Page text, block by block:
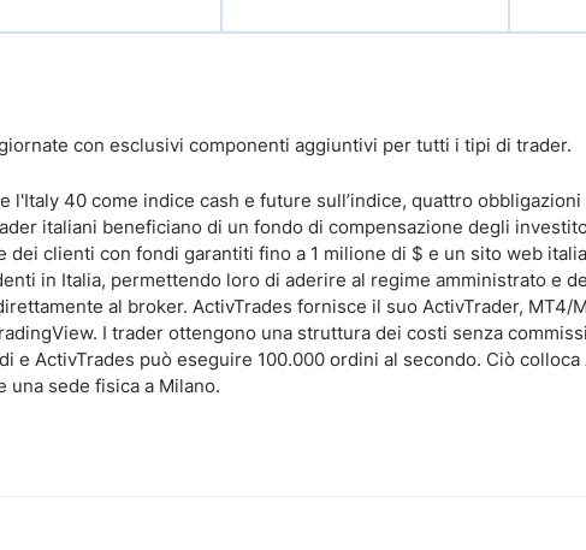
con esclusivi componenti aggiuntivi per tutti i tipi di trader.
l'Italy 40 come indice cash e future sull’indice, quattro obbligazioni
italiani beneficiano di un fondo di compensazione degli
dei clienti con fondi garantiti fino a 1 milione di $ e un sito web
in Italia, permettendo loro di aderire al regime amministrato e
al broker. ActivTrades fornisce il suo ActivTrader, MT4/
I trader ottengono una struttura dei costi senza
e ActivTrades può eseguire 100.000 ordini al secondo. Ciò
una sede fisica a Milano.